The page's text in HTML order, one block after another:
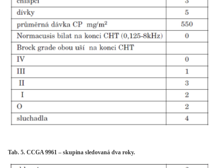
Tab. 5. CCGA 9961 – skupina sledovaná dva roky.